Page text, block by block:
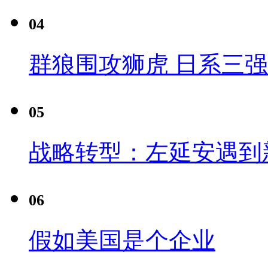
04
群狼围攻狮虎 日系三
05
战略转型：左延安遇
06
假如美国是个企业